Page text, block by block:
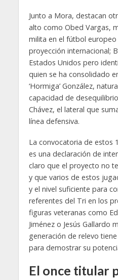
Junto a Mora, destacan
alto como Obed Vargas,
milita en el fútbol
proyección internacional;
Estados Unidos pero
quien se ha consolidado
‘Hormiga’ González,
capacidad de
Chávez, el lateral que
línea defensiva.
La convocatoria de estos
es una declaración de
claro que el proyecto no
y que varios de estos
y el nivel suficiente para
referentes del Tri en los
figuras veteranas como
Jiménez o Jesús Gallardo
generación de relevo
para demostrar su
El once titular